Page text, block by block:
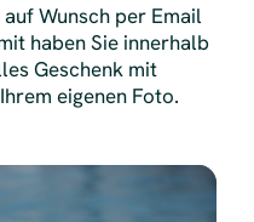
Wunsch per Email
haben Sie innerhalb
Geschenk mit
eigenen Foto.